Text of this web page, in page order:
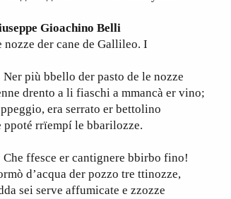
Gioachino Belli
nozze der cane de Gallileo. I
più bbello der pasto de le nozze
drento a li fiaschi a mmancà er vino;
era serrato er bettolino
ppoté rrïempí le bbarilozze.
ffesce er cantignere bbirbo fino!
d’acqua der pozzo tre ttinozze,
sei serve affumicate e zzozze